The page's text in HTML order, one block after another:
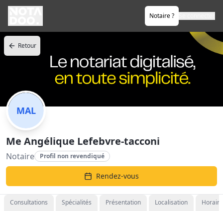
Notaire ?
Retour
MAL
Me Angélique Lefebvre-tacconi
Notaire Profil non revendiqué
Rendez-vous
Consultations Spécialités Présentation Localisation